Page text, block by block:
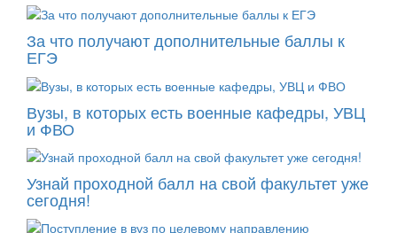
За что получают дополнительные баллы к
ЕГЭ
Вузы, в которых есть военные кафедры, УВЦ
и ФВО
Узнай проходной балл на свой факультет уже
сегодня!